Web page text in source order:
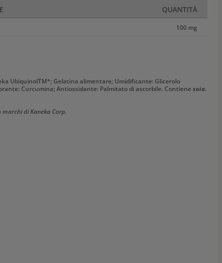
QUANTITÀ
100 mg
UbiquinolTM*; Gelatina alimentare; Umidificante: Glicerolo
Curcumina; Antiossidante: Palmitato di ascorbile. Contienesoia.
di Kaneka Corp.